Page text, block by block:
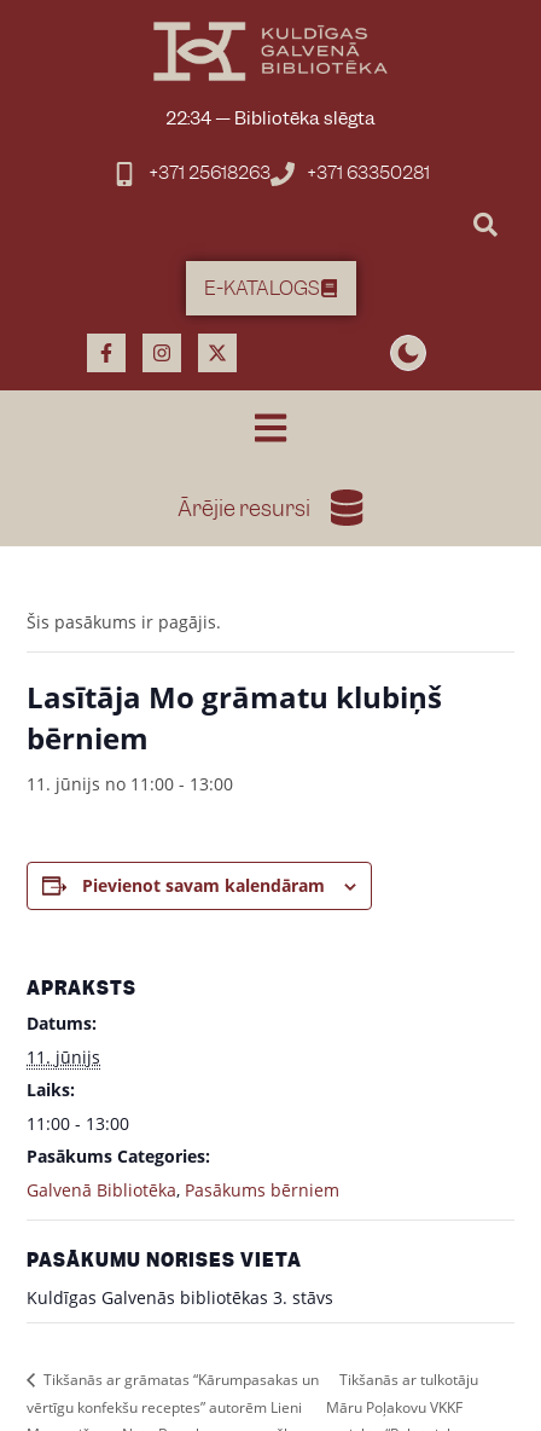
22:34— Bibliotēka slēgta
+371 25618263 +371 63350281
E-KATALOGS
Ārējie resursi
Šis pasākums ir pagājis.
Lasītāja Mo grāmatu klubiņš
bērniem
11. jūnijs no 11:00 - 13:00
Pievienot savam kalendāram
APRAKSTS
Datums:
11. jūnijs
Laiks:
11:00 - 13:00
Pasākums Categories:
Galvenā Bibliotēka, Pasākums bērniem
PASĀKUMU NORISES VIETA
Kuldīgas Galvenās bibliotēkas 3. stāvs
Tikšanās ar grāmatas “Kārumpasakas un
vērtīgu konfekšu receptes” autorēm Lieni
Tikšanās ar tulkotāju
Māru Poļakovu VKKF